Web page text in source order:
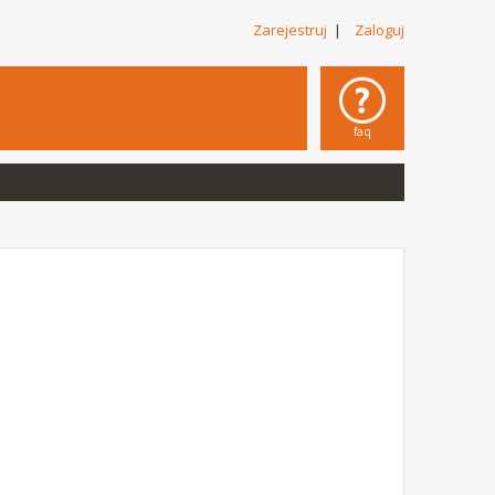
Zarejestruj | Zaloguj
faq